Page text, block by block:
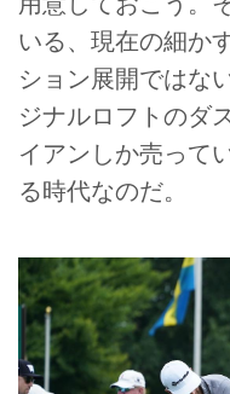
いる、現在の細か
ション展開ではな
ジナルロフトのダ
イアンしか売って
る時代なのだ。